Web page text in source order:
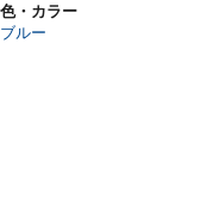
色・カラー
ブルー